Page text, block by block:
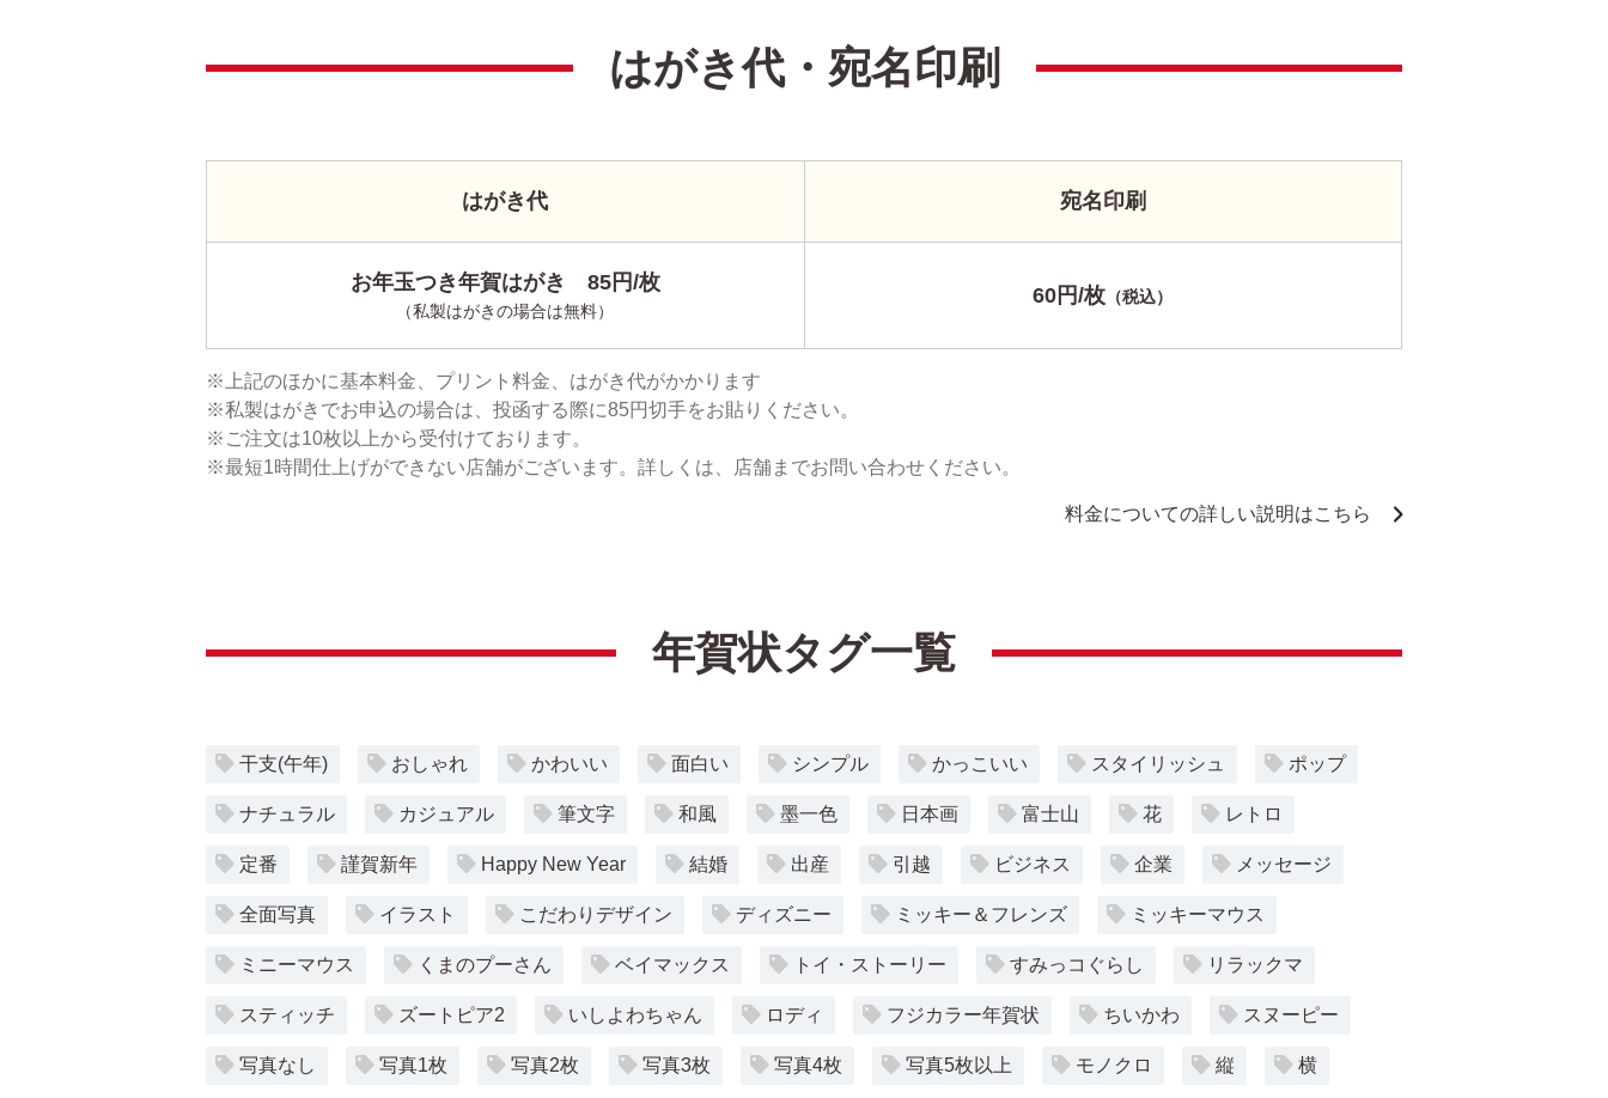
はがき代・宛名印刷
はがき代
お年玉つき年賀はがき 85円/枚
（私製はがきの場合は無料）
宛名印刷
60円/枚 （税込）
上記のほかに基本料金、プリント料金、はがき代がかかります
私製はがきでお申込の場合は、投函する際に85円切手をお貼りください。
ご注文は10枚以上から受付けております。
最短1時間仕上げができない店舗がございます。詳しくは、店舗までお問い合わせください。
料金についての詳しい説明はこちら
年賀状タグ一覧
干支(午年) おしゃれ かわいい 面白い シンプル かっこいい スタイリッシュ ポップ
ナチュラル カジュアル 筆文字 和風 墨一色 日本画 富士山 花 レトロ
定番 謹賀新年 Happy New Year 結婚 出産 引越 ビジネス 企業 メッセージ
全面写真 イラスト こだわりデザイン ディズニー ミッキー＆フレンズ ミッキーマウス
ミニーマウス くまのプーさん ベイマックス トイ・ストーリー すみっコぐらし リラックマ
スティッチ ズートピア2 いしよわちゃん ロディ フジカラー年賀状 ちいかわ スヌーピー
写真なし 写真1枚 写真2枚 写真3枚 写真4枚 写真5枚以上 モノクロ 縦 横